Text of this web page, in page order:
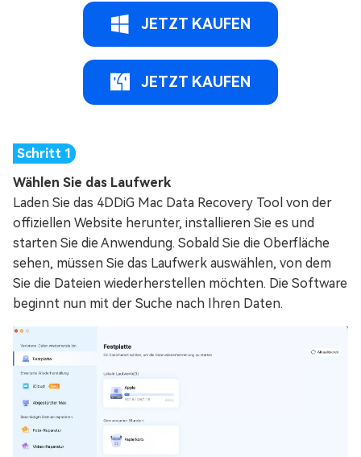
JETZT KAUFEN
JETZT KAUFEN
Wählen Sie das Laufwerk
Laden Sie das 4DDiG Mac Data Recovery Tool von der
offiziellen Website herunter, installieren Sie es und
starten Sie die Anwendung. Sobald Sie die Oberfläche
sehen, müssen Sie das Laufwerk auswählen, von dem
Sie die Dateien wiederherstellen möchten. Die Software
beginnt nun mit der Suche nach Ihren Daten.